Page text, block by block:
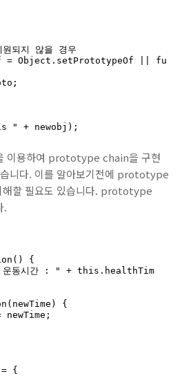
되지 않을 경우
= Object.setPrototypeOf || fu
이용하여 prototype chain을 구현
니다. 이를 알아보기전에 prototype
해할 필요도 있습니다. prototype
.
{